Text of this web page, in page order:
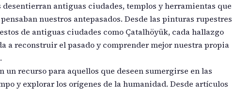
desentierran antiguas ciudades, templos y herramientas que
nuestros antepasados. Desde las pinturas rupestres
de antiguas ciudades como Çatalhöyük, cada hallazgo
a reconstruir el pasado y comprender mejor nuestra propia
un recurso para aquellos que deseen sumergirse en las
y explorar los orígenes de la humanidad. Desde artículos